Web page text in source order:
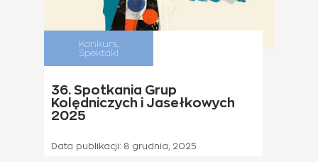
Konkurs,
Spektakl
36. Spotkania Grup
Kolędniczych i Jasełkowych
2025
Data publikacji: 8 grudnia, 2025